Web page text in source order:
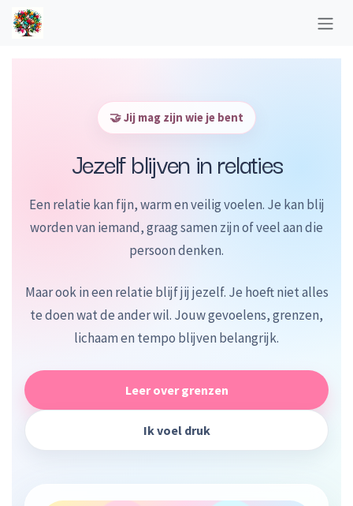
Overslaan naar inhoud
🤝 Jij mag zijn wie je bent
Jezelf blijven in relaties
Een relatie kan fijn, warm en veilig voelen. Je kan blij
worden van iemand, graag samen zijn of veel aan die
persoon denken.
Maar ook in een relatie blijf jij jezelf. Je hoeft niet alles
te doen wat de ander wil. Jouw gevoelens, grenzen,
lichaam en tempo blijven belangrijk.
Leer over grenzen
Ik voel druk